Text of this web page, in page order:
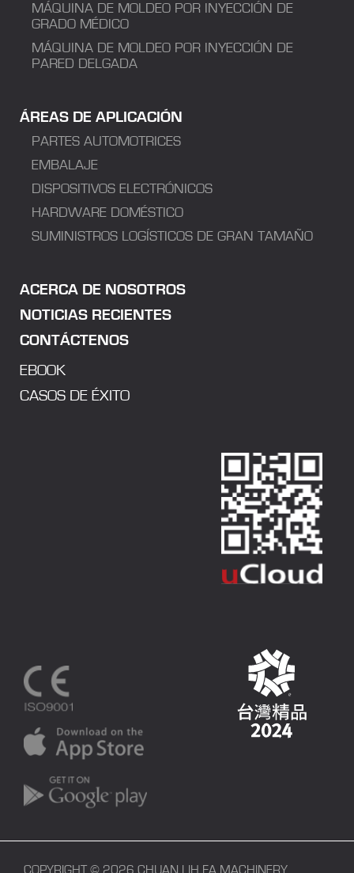
MÁQUINA DE MOLDEO POR INYECCIÓN DE
GRADO MÉDICO
MÁQUINA DE MOLDEO POR INYECCIÓN DE
PARED DELGADA
ÁREAS DE APLICACIÓN
PARTES AUTOMOTRICES
EMBALAJE
DISPOSITIVOS ELECTRÓNICOS
HARDWARE DOMÉSTICO
SUMINISTROS LOGÍSTICOS DE GRAN TAMAÑO
ACERCA DE NOSOTROS
NOTICIAS RECIENTES
CONTÁCTENOS
EBOOK
CASOS DE ÉXITO
COPYRIGHT © 2026 CHUAN LIH FA MACHINERY